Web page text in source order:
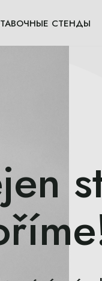
СТЕНДЫ